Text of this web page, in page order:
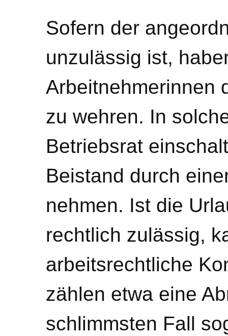
Sofern der
unzulässig ist,
Arbeitnehmerinnen
zu wehren. In
Betriebsrat
Beistand durch
nehmen. Ist die
rechtlich zulässig,
arbeitsrechtliche
zählen etwa eine
schlimmsten Fall